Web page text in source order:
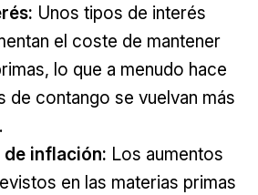
Unos tipos de interés
el coste de mantener
lo que a menudo hace
de contango se vuelvan más
inflación: Los aumentos
en las materias primas